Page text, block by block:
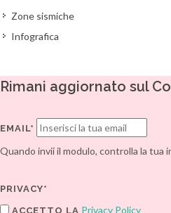
Zone sismiche
Infografica
Rimani aggiornato sul
EMAIL*
Quando invii il modulo, controlla la tua
PRIVACY*
ACCETTO LA Privacy Policy